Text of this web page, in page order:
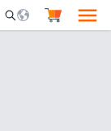
Mobile Search